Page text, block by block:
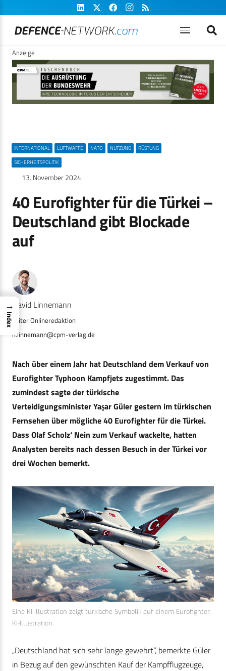
Anzeige
INTERNATIONAL LUFTWAFFE NATO NUTZUNG
RÜSTUNG
SICHERHEITSPOLITIK
13. November 2024
40 Eurofighter für die Türkei –
Deutschland gibt Blockade
auf
Navid Linnemann
n.linnemann@cpm-verlag.de
Nach über einem Jahr hat Deutschland dem Verkauf von
Eurofighter Typhoon Kampfjets zugestimmt. Das
zumindest sagte der türkische
Verteidigungsminister Yaşar Güler gestern im türkischen
Fernsehen über mögliche 40 Eurofighter für die Türkei.
Dass Olaf Scholz‘ Nein zum Verkauf wackelte, hatten
Analysten bereits nach dessen Besuch in der Türkei vor
drei Wochen bemerkt.
Eine KI-Illustration zeigt türkische Symbolik auf einem Eurofighter.
KI-Illustration
„Deutschland hat sich sehr lange gewehrt“, bemerkte Güler
in Bezug auf den gewünschten Kauf der Kampfflugzeuge,
→
Index